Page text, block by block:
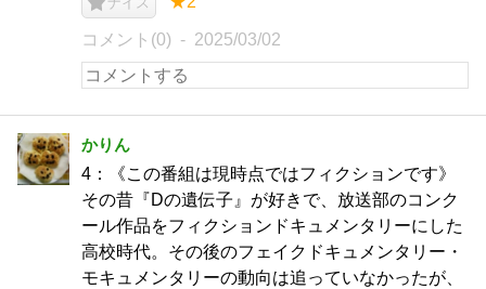
コメント(0) 2025/03/02
かりん
4：《この番組は現時点ではフィクションです》
その昔『Dの遺伝子』が好きで、放送部のコンク
ール作品をフィクションドキュメンタリーにした
高校時代。その後のフェイクドキュメンタリー・
モキュメンタリーの動向は追っていなかったが、